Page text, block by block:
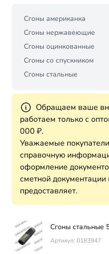
Сгоны американка
Сгоны нержавеющие
Сгоны оцинкованные
Сгоны со спускником
Сгоны стальные
Обращаем ваше
работаем только с
000 ₽.
Уважаемые
справочную
оформление
сметной
предоставляет.
Сгоны стальные
Артикул: 0183947